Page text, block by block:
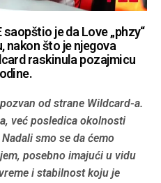
je da Love „phzy“
nakon što je njegova
raskinula pozajmicu
od strane Wildcard-a.
već posledica okolnosti
smo se da ćemo
posebno imajući u vidu
i stabilnost koju je